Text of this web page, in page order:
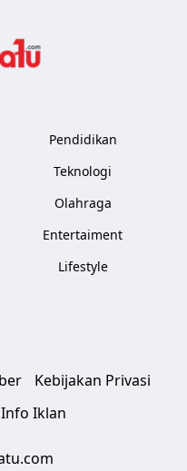
Pendidikan
Teknologi
Olahraga
Entertaiment
Lifestyle
Kebijakan Privasi
Info Iklan